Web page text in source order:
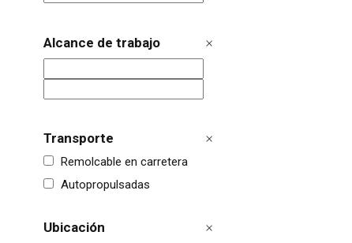
Alcance de trabajo
Transporte
Remolcable en carretera
Autopropulsadas
Ubicación